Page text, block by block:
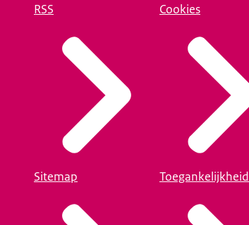
RSS
Sitemap
Cookies
Toegankelijkheid